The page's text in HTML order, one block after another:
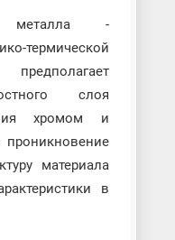
металла -
слоя
хромом и
материала
в